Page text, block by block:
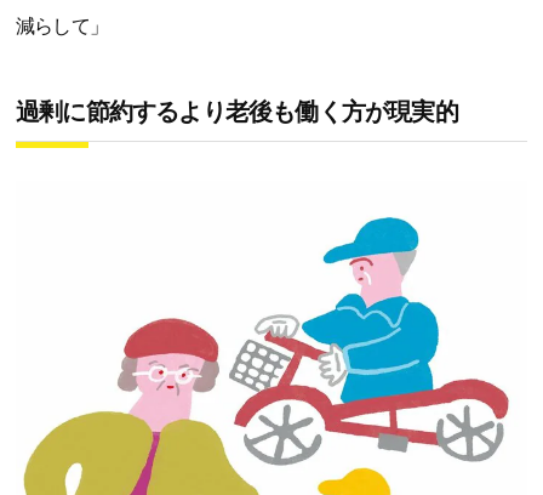
減らして」
過剰に節約するより老後も働く方が現実的